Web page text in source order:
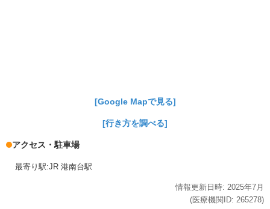
[Google Mapで見る]
[行き方を調べる]
アクセス・駐車場
最寄り駅:JR 港南台駅
情報更新日時: 2025年7月
(医療機関ID: 265278)